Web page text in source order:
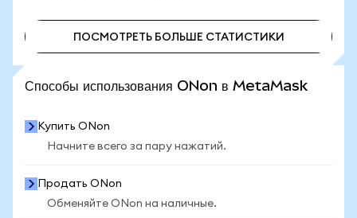
ПОСМОТРЕТЬ БОЛЬШЕ СТАТИСТИКИ
Способы использования ONon в MetaMask
Купить ONon
Начните всего за пару нажатий.
Продать ONon
Обменяйте ONon на наличные.